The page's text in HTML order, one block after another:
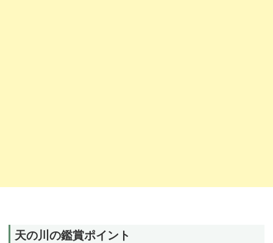
天の川の鑑賞ポイント